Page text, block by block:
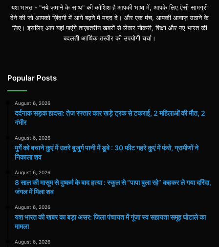
यश भारत - "नये ज़माने के साथ" की कोशिश है आपकी भाषा में, आपके लिए ऎसी सामग्री
देने की जो आपको ज़िंदगी में आगे बढ़ने में मदद दे। और एक मंच, आपकी आवाज़ उठाने के
लिए। इसलिए आप यहां पाएंगे ताज़ातरीन खबरों से लेकर नौकरी, शिक्षा और नए भारत की
बदलती आर्थिक तस्वीर की उपयोगी चर्चा।
Popular Posts
August 6, 2026
दर्दनाक सड़क हादसा: तेज रफ्तार कार खड़े ट्रक से टकराई, 2 महिलाओं की मौत, 2
गंभीर
August 6, 2026
मुर्गे को बचाने कुएं में उतरे बुजुर्ग पानी में डूबे : 30 फीट गहरे कुएं में फंसे, ग्रामीणों ने
निकाला शव
August 6, 2026
8 साल की मासूम से दुष्कर्म के बाद हत्या : स्कूल से “पापा बुला रहे” कहकर ले गया दरिंदा,
जंगल में मिला शव
August 6, 2026
यश भारत की खबर का बड़ा असर: जिला पंचायत में गूंजा स्व सहायता समूह घोटाले का
मामला
August 6, 2026